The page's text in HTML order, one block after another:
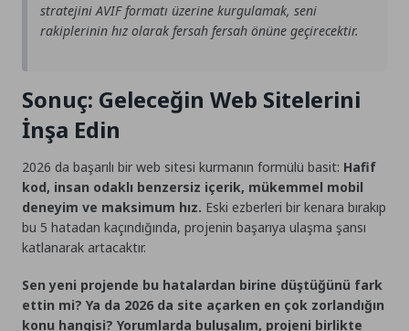
stratejini AVIF formatı üzerine kurgulamak, seni
rakiplerinin hız olarak fersah fersah önüne geçirecektir.
Sonuç: Geleceğin Web Sitelerini
İnşa Edin
2026 da başarılı bir web sitesi kurmanın formülü basit: Hafif
kod, insan odaklı benzersiz içerik, mükemmel mobil
deneyim ve maksimum hız. Eski ezberleri bir kenara bırakıp
bu 5 hatadan kaçındığında, projenin başarıya ulaşma şansı
katlanarak artacaktır.
Sen yeni projende bu hatalardan birine düştüğünü fark
ettin mi? Ya da 2026 da site açarken en çok zorlandığın
konu hangisi? Yorumlarda buluşalım, projeni birlikte